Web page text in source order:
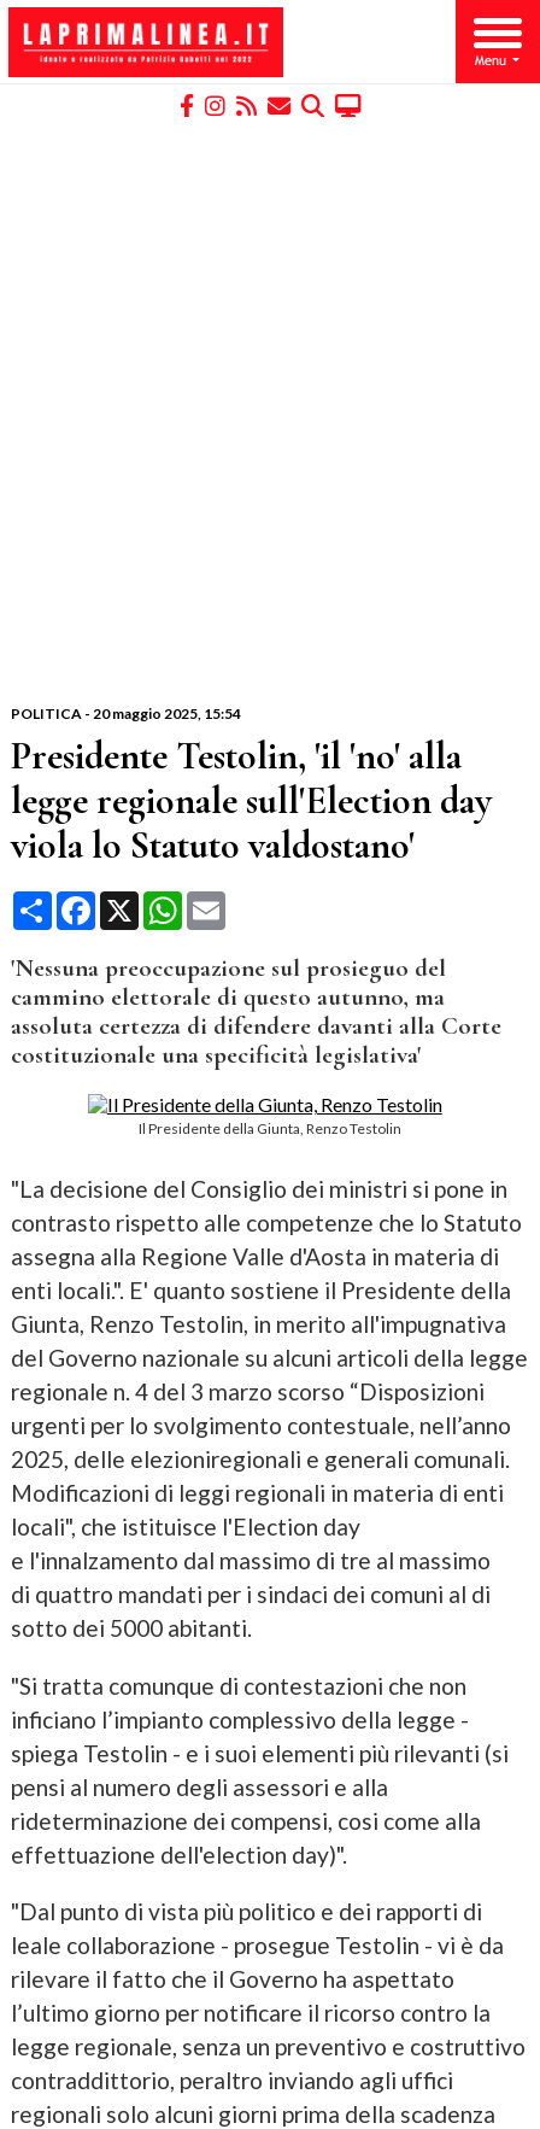
POLITICA- 20 maggio 2025, 15:54
Presidente Testolin, 'il 'no' alla
legge regionale sull'Election day
viola lo Statuto valdostano'
CondividiFacebook
X WhatsApp
Email
'Nessuna preoccupazione sul prosieguo del
cammino elettorale di questo autunno, ma
assoluta certezza di difendere davanti alla Corte
costituzionale una specificità legislativa'
Il Presidente della Giunta, Renzo Testolin
"La decisione del Consiglio dei ministri si pone in
contrasto rispetto alle competenze che lo Statuto
assegna alla Regione Valle d'Aosta in materia di
enti locali.". E' quanto sostiene il Presidente della
Giunta, Renzo Testolin, in merito all'impugnativa
del Governo nazionale su alcuni articoli della legge
regionale n. 4 del 3 marzo scorso “Disposizioni
urgenti per lo svolgimento contestuale, nell’anno
2025, delle elezioniregionali e generali comunali.
Modificazioni di leggi regionali in materia di enti
locali", che istituisce l'Election day
e l'innalzamento dal massimo di tre al massimo
di quattro mandati per i sindaci dei comuni al di
sotto dei 5000 abitanti.
"Si tratta comunque di contestazioni che non
inficiano l’impianto complessivo della legge -
spiega Testolin - e i suoi elementi più rilevanti (si
pensi al numero degli assessori e alla
rideterminazione dei compensi, cosi come alla
effettuazione dell'election day)".
"Dal punto di vista più politico e dei rapporti di
leale collaborazione - prosegue Testolin - vi è da
rilevare il fatto che il Governo ha aspettato
l’ultimo giorno per notificare il ricorso contro la
legge regionale, senza un preventivo e costruttivo
contraddittorio, peraltro inviando agli uffici
regionali solo alcuni giorni prima della scadenza